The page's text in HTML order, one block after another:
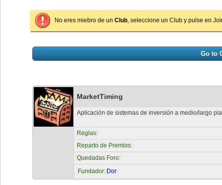
No eres miebro de un Club, seleccione un Club y pulse en
Go to
MarketTiming
Aplicación de sistemas de inversión a medio/largo
Reglas:
Reparto de Premios:
Quedadas Foro:
Fundador: Dor